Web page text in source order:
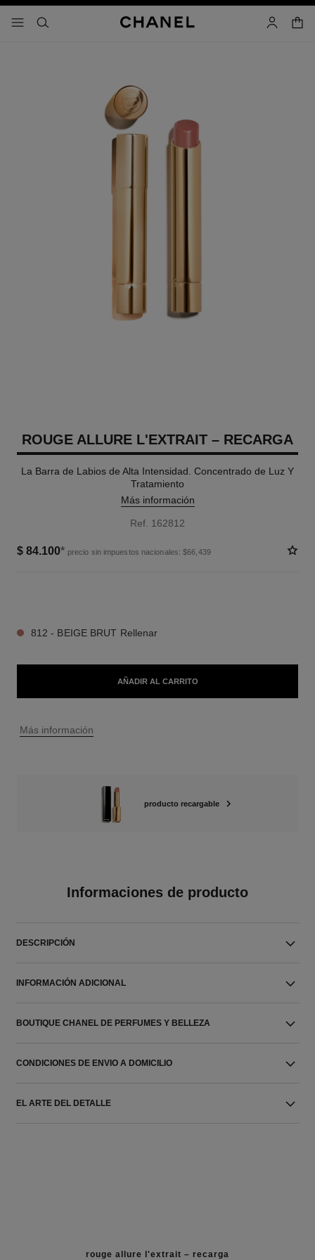
- navegación principal
buscar cuenta
ROUGE ALLURE L'EXTRAIT – RECARGA
La Barra de Labios de Alta Intensidad. Concentrado de Luz Y
Tratamiento
Más información
Ref. 162812
$ 84.100* precio sin impuestos nacionales: $66,439
812 - BEIGE BRUT Rellenar
AÑADIR AL CARRITO
↩
Más información
producto recargable
Informaciones de producto
DESCRIPCIÓN
INFORMACIÓN ADICIONAL
BOUTIQUE CHANEL DE PERFUMES Y BELLEZA
CONDICIONES DE ENVIO A DOMICILIO
EL ARTE DEL DETALLE
rouge allure l'extrait – recarga